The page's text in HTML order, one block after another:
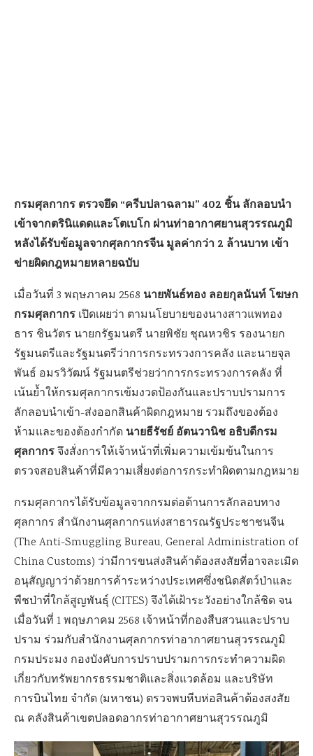
กรมศุลกากร ตรวจยึด “ครีบปลาฉลาม” 402 ชิ้น ลักลอบนำ
เข้าจากตรินิแดดและโตเบโก ผ่านท่าอากาศยานสุวรรณภูมิ
หลังได้รับข้อมูลจากศุลกากรจีน มูลค่ากว่า 2 ล้านบาท เข้า
ข่ายผิดกฎหมายหลายฉบับ
เมื่อวันที่ 3 พฤษภาคม 2568 นายพันธ์ทอง ลอยกุลนันท์ โฆษก
กรมศุลกากร เปิดเผยว่า ตามนโยบายของนางสาวแพทอง
ธาร ชินวัตร นายกรัฐมนตรี นายพิชัย ชุณหวชิร รองนายก
รัฐมนตรีและรัฐมนตรีว่าการกระทรวงการคลัง และนายจุล
พันธ์ อมรวิวัฒน์ รัฐมนตรีช่วยว่าการกระทรวงการคลัง ที่
เน้นย้ำให้กรมศุลกากรเข้มงวดป้องกันและปราบปรามการ
ลักลอบนำเข้า-ส่งออกสินค้าผิดกฎหมาย รวมถึงของต้อง
ห้ามและของต้องกำกัด นายธีรัชย์ อัตนวานิช อธิบดีกรม
ศุลกากรจึงสั่งการให้เจ้าหน้าที่เพิ่มความเข้มข้นในการ
ตรวจสอบสินค้าที่มีความเสี่ยงต่อการกระทำผิดตามกฎหมาย
กรมศุลกากรได้รับข้อมูลจากกรมต่อต้านการลักลอบทาง
ศุลกากร สำนักงานศุลกากรแห่งสาธารณรัฐประชาชนจีน
(The Anti-Smuggling Bureau, General Administration of
China Customs) ว่ามีการขนส่งสินค้าต้องสงสัยที่อาจละเมิด
อนุสัญญาว่าด้วยการค้าระหว่างประเทศซึ่งชนิดสัตว์ป่าและ
พืชป่าที่ใกล้สูญพันธุ์ (CITES) จึงได้เฝ้าระวังอย่างใกล้ชิด จน
เมื่อวันที่ 1 พฤษภาคม 2568 เจ้าหน้าที่กองสืบสวนและปราบ
ปราม ร่วมกับสำนักงานศุลกากรท่าอากาศยานสุวรรณภูมิ
กรมประมง กองบังคับการปราบปรามการกระทำความผิด
เกี่ยวกับทรัพยากรธรรมชาติและสิ่งแวดล้อม และบริษัท
การบินไทย จำกัด (มหาชน) ตรวจพบหีบห่อสินค้าต้องสงสัย
ณ คลังสินค้าเขตปลอดอากรท่าอากาศยานสุวรรณภูมิ